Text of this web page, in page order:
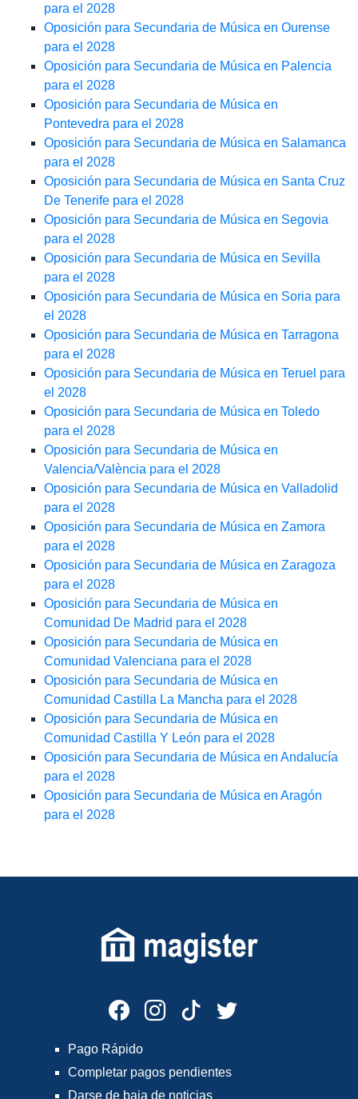
para el 2028
Oposición para Secundaria de Música en Ourense
para el 2028
Oposición para Secundaria de Música en Palencia
para el 2028
Oposición para Secundaria de Música en
Pontevedra para el 2028
Oposición para Secundaria de Música en Salamanca
para el 2028
Oposición para Secundaria de Música en Santa Cruz
De Tenerife para el 2028
Oposición para Secundaria de Música en Segovia
para el 2028
Oposición para Secundaria de Música en Sevilla
para el 2028
Oposición para Secundaria de Música en Soria para
el 2028
Oposición para Secundaria de Música en Tarragona
para el 2028
Oposición para Secundaria de Música en Teruel para
el 2028
Oposición para Secundaria de Música en Toledo
para el 2028
Oposición para Secundaria de Música en
Valencia/València para el 2028
Oposición para Secundaria de Música en Valladolid
para el 2028
Oposición para Secundaria de Música en Zamora
para el 2028
Oposición para Secundaria de Música en Zaragoza
para el 2028
Oposición para Secundaria de Música en
Comunidad De Madrid para el 2028
Oposición para Secundaria de Música en
Comunidad Valenciana para el 2028
Oposición para Secundaria de Música en
Comunidad Castilla La Mancha para el 2028
Oposición para Secundaria de Música en
Comunidad Castilla Y León para el 2028
Oposición para Secundaria de Música en Andalucía
para el 2028
Oposición para Secundaria de Música en Aragón
para el 2028
Pago Rápido
Completar pagos pendientes
Darse de baja de noticias